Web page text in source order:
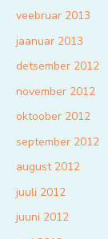
veebruar 2013
jaanuar 2013
detsember 2012
november 2012
oktoober 2012
september 2012
august 2012
juuli 2012
juuni 2012